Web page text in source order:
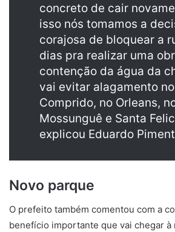
concreto de cair
isso nós tomamos a
corajosa de bloquear a
dias pra realizar uma
contenção da água da
vai evitar alagamento
Comprido, no Orleans,
Mossunguê e Santa
explicou Eduardo
Novo parque
O prefeito também comentou com a
benefício importante que vai chegar à